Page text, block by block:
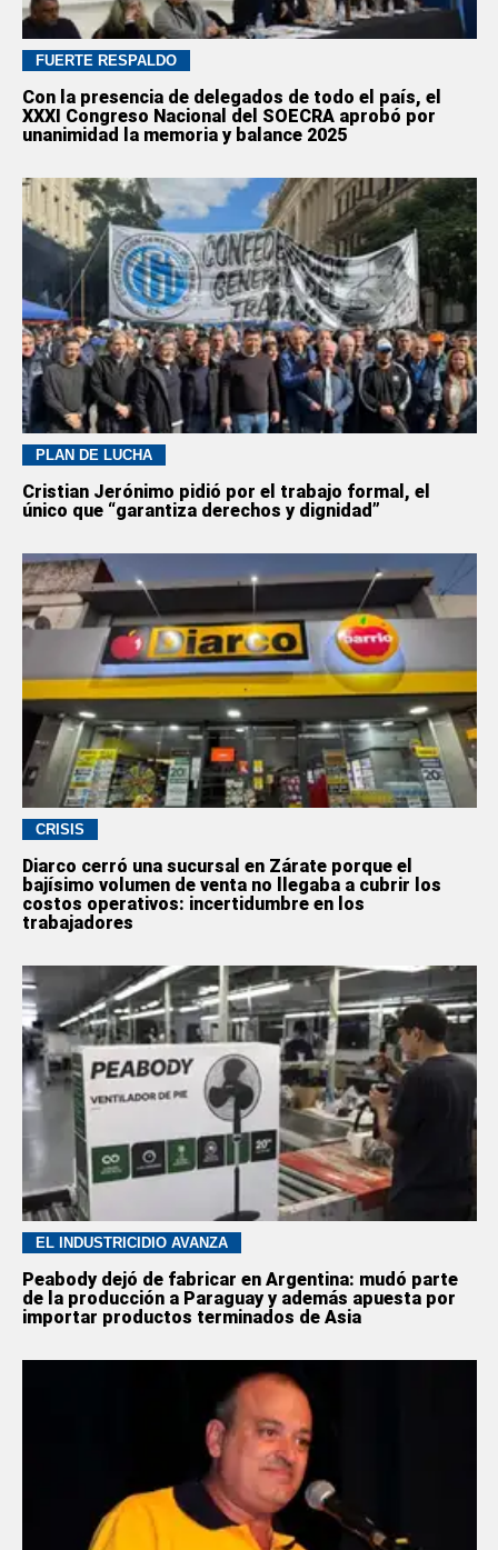
FUERTE RESPALDO
Con la presencia de delegados de todo el país, el
XXXI Congreso Nacional del SOECRA aprobó por
unanimidad la memoria y balance 2025
PLAN DE LUCHA
Cristian Jerónimo pidió por el trabajo formal, el
único que “garantiza derechos y dignidad”
CRISIS
Diarco cerró una sucursal en Zárate porque el
bajísimo volumen de venta no llegaba a cubrir los
costos operativos: incertidumbre en los
trabajadores
EL INDUSTRICIDIO AVANZA
Peabody dejó de fabricar en Argentina: mudó parte
de la producción a Paraguay y además apuesta por
importar productos terminados de Asia